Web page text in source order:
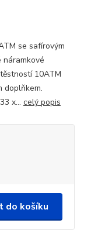
se safírovým
10ATM
doplňkem.
x... celý popis
do košíku